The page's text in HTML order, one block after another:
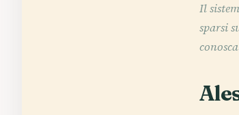
Il
sparsi